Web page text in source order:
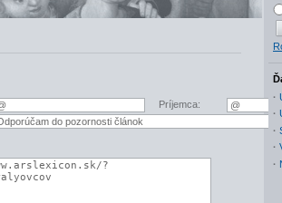
Príjemca:
·
·
·
·
·